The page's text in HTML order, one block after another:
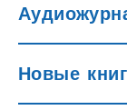
Новые